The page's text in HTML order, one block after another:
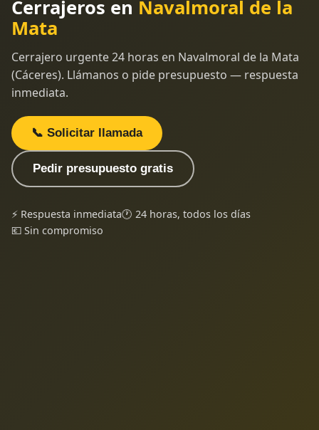
Cerrajeros en Navalmoral de la
Mata
Cerrajero urgente 24 horas en Navalmoral de la Mata
(Cáceres). Llámanos o pide presupuesto — respuesta
inmediata.
📞 Solicitar llamada
Pedir presupuesto gratis
⚡ Respuesta inmediata🕐 24 horas, todos los días
💶 Sin compromiso